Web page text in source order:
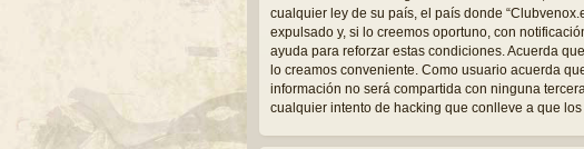
cualquier ley de su país, el país donde
expulsado y, si lo creemos oportuno, con
ayuda para reforzar estas condiciones. Acuerda
lo creamos conveniente. Como usuario acuerda
información no será compartida con ninguna
cualquier intento de hacking que conlleve a que